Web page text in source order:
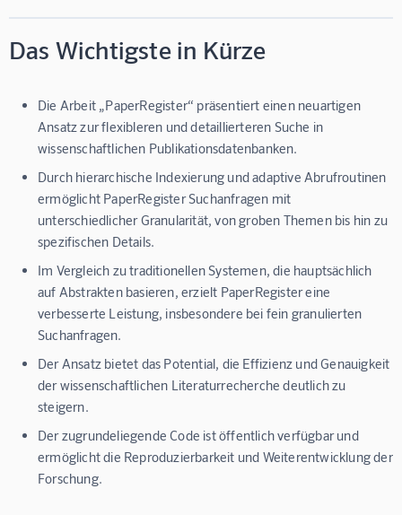
Das Wichtigste in Kürze
Die Arbeit „PaperRegister“ präsentiert einen neuartigen
Ansatz zur flexibleren und detaillierteren Suche in
wissenschaftlichen Publikationsdatenbanken.
Durch hierarchische Indexierung und adaptive Abrufroutinen
ermöglicht PaperRegister Suchanfragen mit
unterschiedlicher Granularität, von groben Themen bis hin zu
spezifischen Details.
Im Vergleich zu traditionellen Systemen, die hauptsächlich
auf Abstrakten basieren, erzielt PaperRegister eine
verbesserte Leistung, insbesondere bei fein granulierten
Suchanfragen.
Der Ansatz bietet das Potential, die Effizienz und Genauigkeit
der wissenschaftlichen Literaturrecherche deutlich zu
steigern.
Der zugrundeliegende Code ist öffentlich verfügbar und
ermöglicht die Reproduzierbarkeit und Weiterentwicklung der
Forschung.